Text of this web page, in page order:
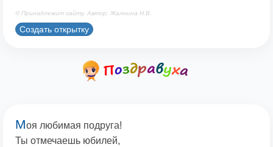
© Принадлежит сайту. Автор: Жалнина Н.В.
Создать открытку
Моя любимая подруга!
Ты отмечаешь юбилей,